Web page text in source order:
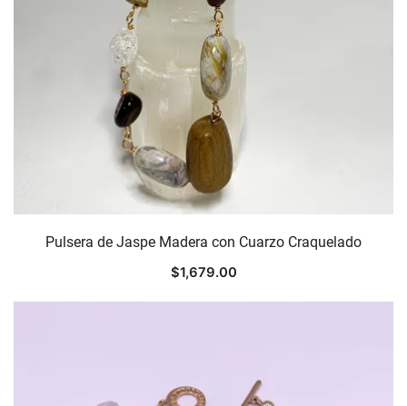
Pulsera de Jaspe Madera con Cuarzo Craquelado
$1,679.00